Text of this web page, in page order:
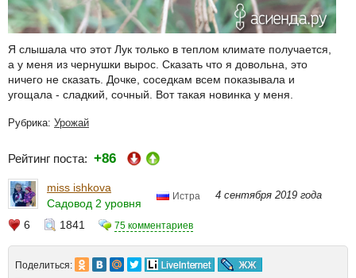
Я слышала что этот Лук только в теплом климате получается,
а у меня из чернушки вырос. Сказать что я довольна, это
ничего не сказать. Дочке, соседкам всем показывала и
угощала - сладкий, сочный. Вот такая новинка у меня.
Рубрика: Урожай
Рейтинг поста: +86
miss ishkova
Садовод 2 уровня
Истра 4 сентября 2019 года
6 1841 75 комментариев
Поделиться: